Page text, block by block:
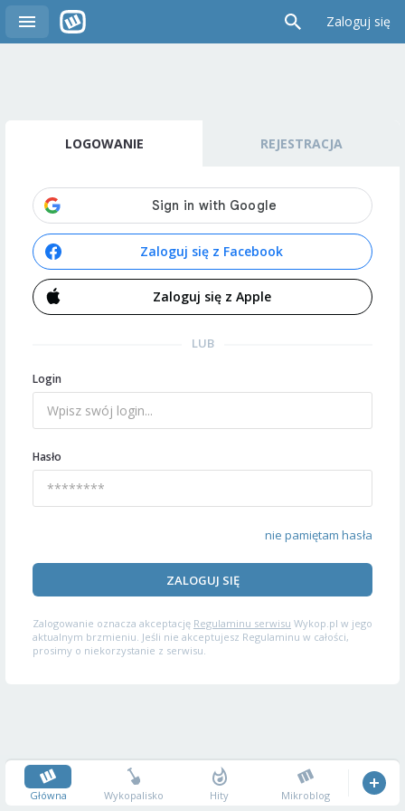
Zaloguj się
LOGOWANIE REJESTRACJA
Zaloguj się z Facebook
Zaloguj się z Apple
LUB
Login
Hasło
nie pamiętam hasła
ZALOGUJ SIĘ
Zalogowanie oznacza akceptację Regulaminu serwisu Wykop.pl w jego
aktualnym brzmieniu. Jeśli nie akceptujesz Regulaminu w całości,
prosimy o niekorzystanie z serwisu.
Główna Wykopalisko Hity Mikroblog